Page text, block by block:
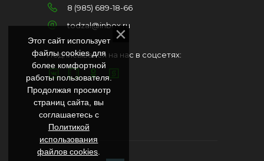
8 (985) 689-18-66
todzal@inbox.ru
Подписывайся на нас в соцсетях:
Этот сайт использует
файлы cookies для
более комфортной
работы пользователя.
Продолжая просмотр
страниц сайта, вы
соглашаетесь с
Политикой
использования
файлов cookies